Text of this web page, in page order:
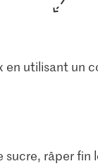
utilisant un
râper fin